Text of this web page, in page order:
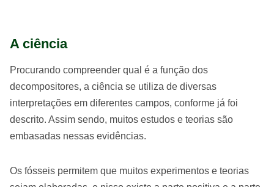
A ciência
Procurando compreender qual é a função dos
decompositores, a ciência se utiliza de diversas
interpretações em diferentes campos, conforme já foi
descrito. Assim sendo, muitos estudos e teorias são
embasadas nessas evidências.
Os fósseis permitem que muitos experimentos e teorias